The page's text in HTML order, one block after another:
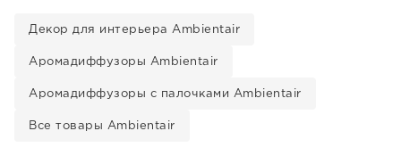
Декор для интерьера Ambientair
Аромадиффузоры Ambientair
Аромадиффузоры с палочками Ambientair
Все товары Ambientair